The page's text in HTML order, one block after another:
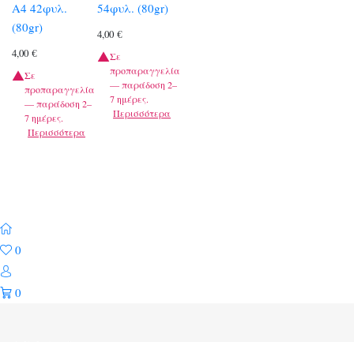
A4 42φυλ.
(80gr)
4,00 €
Σε
προπαραγγελία
— παράδοση 2–
7 ημέρες.
Περισσότερα
54φυλ. (80gr)
4,00€
Σε
προπαραγγελία
— παράδοση 2–
7 ημέρες.
Περισσότερα
0
0